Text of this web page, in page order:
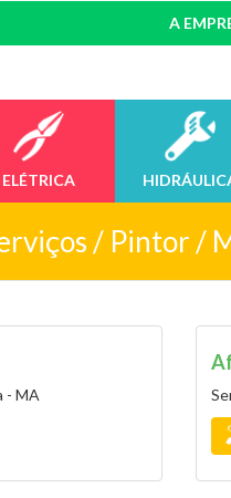
A
ELÉTRICA
/ Pintor /
- MA